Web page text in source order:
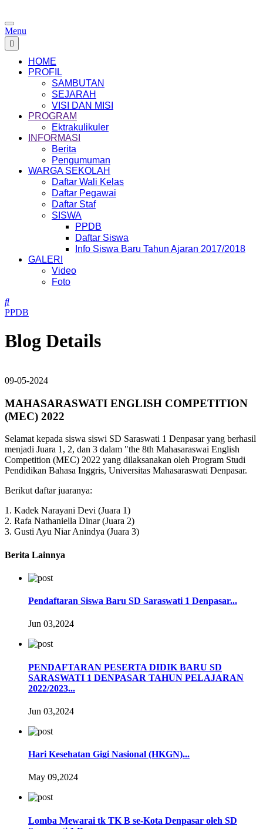
Menu
HOME
PROFIL
SAMBUTAN
SEJARAH
VISI DAN MISI
PROGRAM
Ektrakulikuler
INFORMASI
Berita
Pengumuman
WARGA SEKOLAH
Daftar Wali Kelas
Daftar Pegawai
Daftar Staf
SISWA
PPDB
Daftar Siswa
Info Siswa Baru Tahun Ajaran 2017/2018
GALERI
Video
Foto
PPDB
Blog Details
09-05-2024
MAHASARASWATI ENGLISH COMPETITION
(MEC) 2022
Selamat kepada siswa siswi SD Saraswati 1 Denpasar yang berhasil
menjadi Juara 1, 2, dan 3 dalam "the 8th Mahasaraswai English
Competition (MEC) 2022 yang dilaksanakan oleh Program Studi
Pendidikan Bahasa Inggris, Universitas Mahasaraswati Denpasar.
Berikut daftar juaranya:
1. Kadek Narayani Devi (Juara 1)
2. Rafa Nathaniella Dinar (Juara 2)
3. Gusti Ayu Niar Anindya (Juara 3)
Berita Lainnya
Pendaftaran Siswa Baru SD Saraswati 1 Denpasar...
Jun 03,2024
PENDAFTARAN PESERTA DIDIK BARU SD
SARASWATI 1 DENPASAR TAHUN PELAJARAN
2022/2023...
Jun 03,2024
Hari Kesehatan Gigi Nasional (HKGN)...
May 09,2024
Lomba Mewarai tk TK B se-Kota Denpasar oleh SD